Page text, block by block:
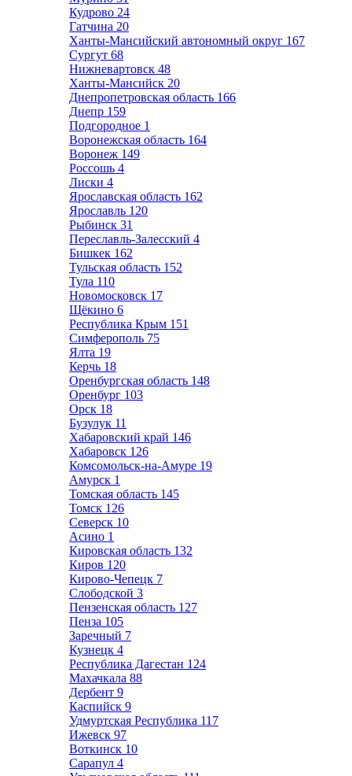
Кудрово 24
Гатчина 20
Ханты-Мансийский автономный округ 167
Сургут 68
Нижневартовск 48
Ханты-Мансийск 20
Днепропетровская область 166
Днепр 159
Подгородное 1
Воронежская область 164
Воронеж 149
Россошь 4
Лиски 4
Ярославская область 162
Ярославль 120
Рыбинск 31
Переславль-Залесский 4
Бишкек 162
Тульская область 152
Тула 110
Новомосковск 17
Щёкино 6
Республика Крым 151
Симферополь 75
Ялта 19
Керчь 18
Оренбургская область 148
Оренбург 103
Орск 18
Бузулук 11
Хабаровский край 146
Хабаровск 126
Комсомольск-на-Амуре 19
Амурск 1
Томская область 145
Томск 126
Северск 10
Асино 1
Кировская область 132
Киров 120
Кирово-Чепецк 7
Слободской 3
Пензенская область 127
Пенза 105
Заречный 7
Кузнецк 4
Республика Дагестан 124
Махачкала 88
Дербент 9
Каспийск 9
Удмуртская Республика 117
Ижевск 97
Воткинск 10
Сарапул 4